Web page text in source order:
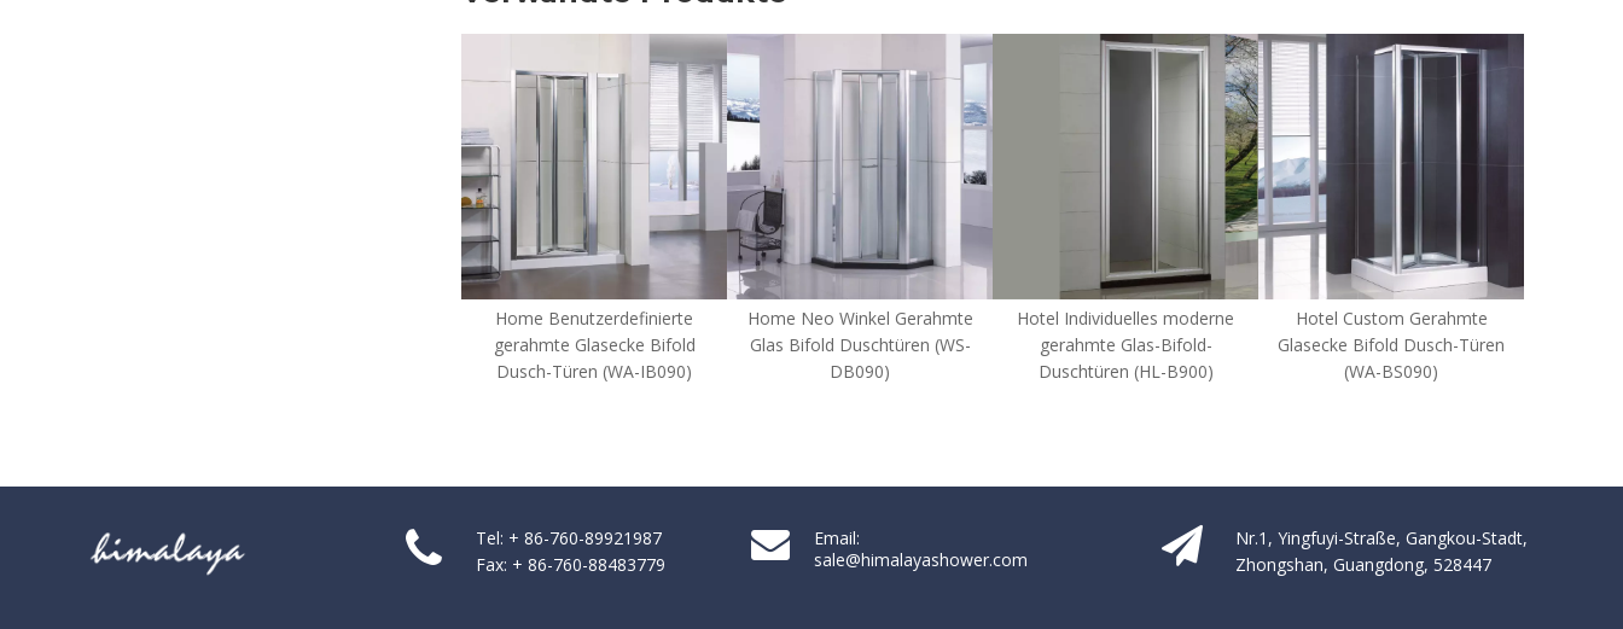
Home Neo Winkel Gerahmte
Glas Bifold Duschtüren (WS-
DB090)
Hotel Individuelles moderne
gerahmte Glas-Bifold-
Duschtüren (HL-B900)
Hotel Custom Gerahmte
Glasecke Bifold Dusch-Türen
(WA-BS090)
Hotel Individuelles
Badezimmer Glasecke Bifold
Duschtüren (WS-IB090)
Tel: + 86-760-89921987
Fax: + 86-760-88483779
Email:
sale@himalayashower.com
Nr.1, Yingfuyi-Straße, Gangkou-Stadt,
Zhongshan, Guangdong, 528447